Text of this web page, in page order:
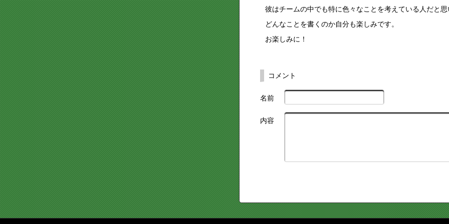
彼はチームの中でも特に色々なことを考えている人だと
どんなことを書くのか自分も楽しみです。
お楽しみに！
コメント
名前
内容